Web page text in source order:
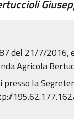
del 21/7/
Agricola
la